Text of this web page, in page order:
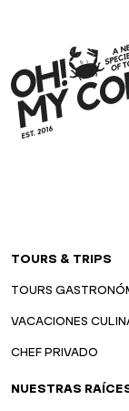
TOURS & TRIPS
TOURS
VACACIONES
CHEF PRIVADO
NUESTRAS